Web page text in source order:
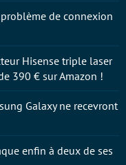
de connexion
Hisense triple laser
390 € sur Amazon !
Galaxy ne recevront
enfin à deux de ses